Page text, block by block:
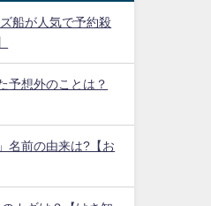
船が人気で予約殺
予想外のことは？
名前の由来は?【お